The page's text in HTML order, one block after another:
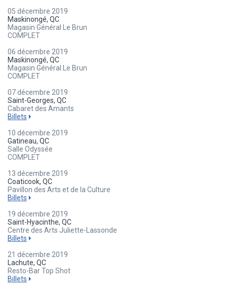
05 décembre 2019
Maskinongé, QC
Magasin Général Le Brun
COMPLET
06 décembre 2019
Maskinongé, QC
Magasin Général Le Brun
COMPLET
07 décembre 2019
Saint-Georges, QC
Cabaret des Amants
Billets
10 décembre 2019
Gatineau, QC
Salle Odyssée
COMPLET
13 décembre 2019
Coaticook, QC
Pavillon des Arts et de la Culture
Billets
19 décembre 2019
Saint-Hyacinthe, QC
Centre des Arts Juliette-Lassonde
Billets
21 décembre 2019
Lachute, QC
Resto-Bar Top Shot
Billets